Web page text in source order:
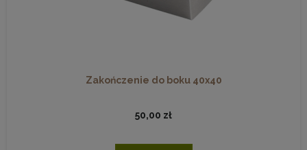
Zakończenie do boku 40x40
50,00 zł